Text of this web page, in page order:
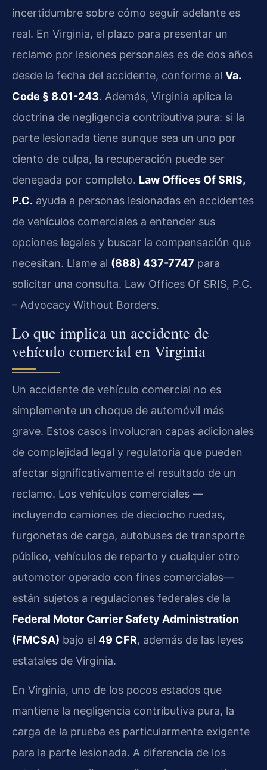
incertidumbre sobre cómo seguir adelante es
real. En Virginia, el plazo para presentar un
reclamo por lesiones personales es de dos años
desde la fecha del accidente, conforme al Va.
Code § 8.01-243. Además, Virginia aplica la
doctrina de negligencia contributiva pura: si la
parte lesionada tiene aunque sea un uno por
ciento de culpa, la recuperación puede ser
denegada por completo. Law Offices Of SRIS,
P.C. ayuda a personas lesionadas en accidentes
de vehículos comerciales a entender sus
opciones legales y buscar la compensación que
necesitan. Llame al (888) 437-7747 para
solicitar una consulta. Law Offices Of SRIS, P.C.
– Advocacy Without Borders.
Lo que implica un accidente de
vehículo comercial en Virginia
Un accidente de vehículo comercial no es
simplemente un choque de automóvil más
grave. Estos casos involucran capas adicionales
de complejidad legal y regulatoria que pueden
afectar significativamente el resultado de un
reclamo. Los vehículos comerciales —
incluyendo camiones de dieciocho ruedas,
furgonetas de carga, autobuses de transporte
público, vehículos de reparto y cualquier otro
automotor operado con fines comerciales—
están sujetos a regulaciones federales de la
Federal Motor Carrier Safety Administration
(FMCSA) bajo el 49 CFR, además de las leyes
estatales de Virginia.
En Virginia, uno de los pocos estados que
mantiene la negligencia contributiva pura, la
carga de la prueba es particularmente exigente
para la parte lesionada. A diferencia de los